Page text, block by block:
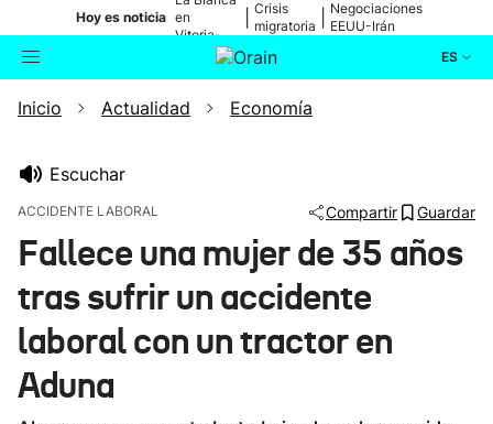
Hoy es noticia en
Vitoria-
Gasteiz
Crisis
migratoria
Negociaciones
EEUU-Irán
ES
Buscador Actualidad
Ikusmiran
Eguraldia
Inicio Actualidad Economía
Escuchar
ACCIDENTE LABORAL Compartir Guardar
Fallece una mujer de 35 años
tras sufrir un accidente
laboral con un tractor en
Aduna